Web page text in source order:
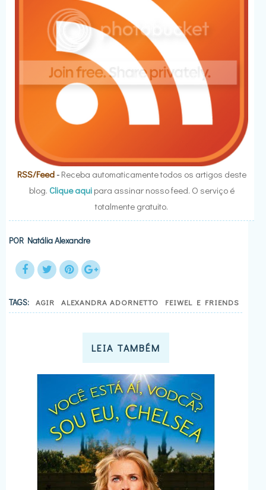
RSS/Feed- Receba automaticamente todos os artigos deste
blog. Clique aquipara assinar nosso feed. O serviço é
totalmente gratuito.
POR Natália Alexandre
TAGS: AGIR ALEXANDRA ADORNETTO FEIWEL E FRIENDS
LEIA TAMBÉM